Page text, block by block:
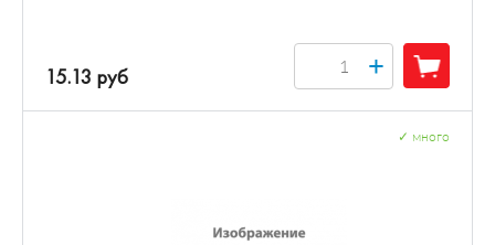
15.13 руб +
много